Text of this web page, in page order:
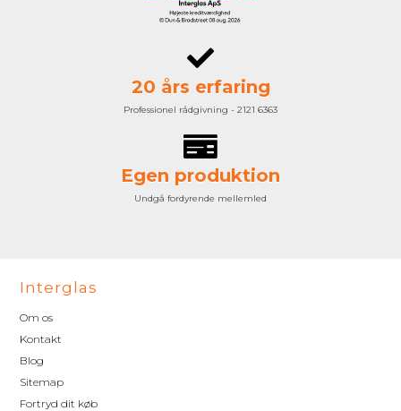
20 års erfaring
Professionel rådgivning - 2121 6363
Egen produktion
Undgå fordyrende mellemled
Interglas
Om os
Kontakt
Blog
Sitemap
Fortryd dit køb